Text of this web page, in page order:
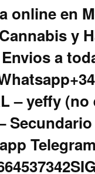
online en
y
a
– yeffy